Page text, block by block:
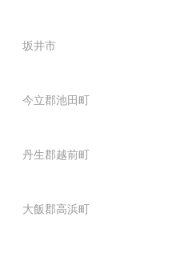
坂井市
今立郡池田町
丹生郡越前町
大飯郡高浜町